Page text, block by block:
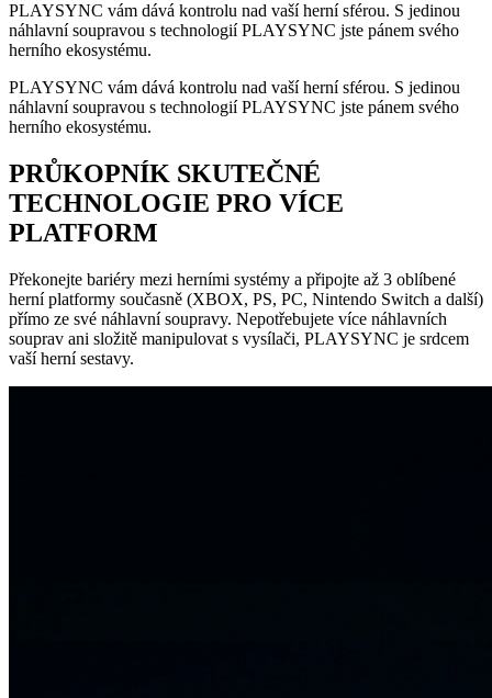
PLAYSYNC vám dává kontrolu nad vaší herní sférou. S jedinou
náhlavní soupravou s technologií PLAYSYNC jste pánem svého
herního ekosystému.
PLAYSYNC vám dává kontrolu nad vaší herní sférou. S jedinou
náhlavní soupravou s technologií PLAYSYNC jste pánem svého
herního ekosystému.
PRŮKOPNÍK SKUTEČNÉ
TECHNOLOGIE PRO VÍCE
PLATFORM
Překonejte bariéry mezi herními systémy a připojte až 3 oblíbené
herní platformy současně (XBOX, PS, PC, Nintendo Switch a další)
přímo ze své náhlavní soupravy. Nepotřebujete více náhlavních
souprav ani složitě manipulovat s vysílači, PLAYSYNC je srdcem
vaší herní sestavy.